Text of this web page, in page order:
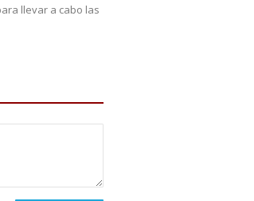
llevar a cabo las